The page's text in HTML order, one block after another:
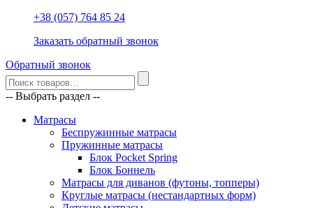
+38 (057) 764 85 24
Заказать обратный звонок
Обратный звонок
-- Выбрать раздел --
Матрасы
Беспружинные матрасы
Пружинные матрасы
Блок Pocket Spring
Блок Боннель
Матрасы для диванов (футоны, топперы)
Круглые матрасы (нестандартных форм)